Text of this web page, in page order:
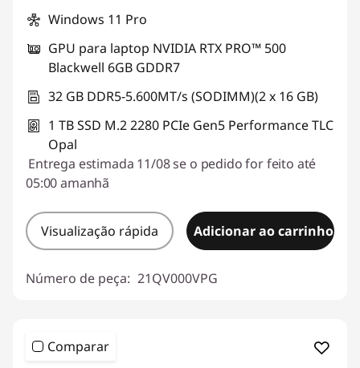
Windows 11 Pro
GPU para laptop NVIDIA RTX PRO™ 500
Blackwell 6GB GDDR7
32 GB DDR5-5.600MT/s (SODIMM)(2 x 16 GB)
1 TB SSD M.2 2280 PCIe Gen5 Performance TLC
Opal
Entrega estimada 11/08 se o pedido for feito até
05:00 amanhã
Visualização rápida Adicionar ao carrinho
Número de peça: 21QV000VPG
Comparar